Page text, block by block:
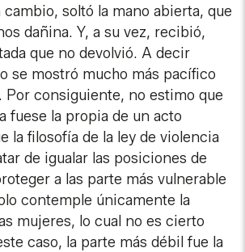
soltó la mano abierta, que
dañina. Y, a su vez, recibió,
que no devolvió. A decir
se mostró mucho más pacífico
Por consiguiente, no estimo que
fuese la propia de un acto
la filosofía de la ley de violencia
de igualar las posiciones de
a las parte más vulnerable
contemple únicamente la
mujeres, lo cual no es cierto
caso, la parte más débil fue la